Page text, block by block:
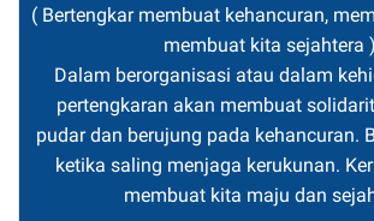
( Bertengkar membuat kehancuran,
membuat kita sejahtera )
Dalam berorganisasi atau dalam
pertengkaran akan membuat
pudar dan berujung pada kehancuran.
ketika saling menjaga kerukunan.
membuat kita maju dan